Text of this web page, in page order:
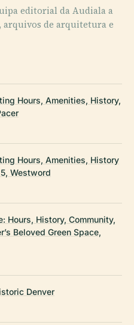
editorial da Audiala a
de arquitetura e
Hours, Amenities, History,
Hours, Amenities, History
Westword
Hours, History, Community,
Beloved Green Space,
Denver